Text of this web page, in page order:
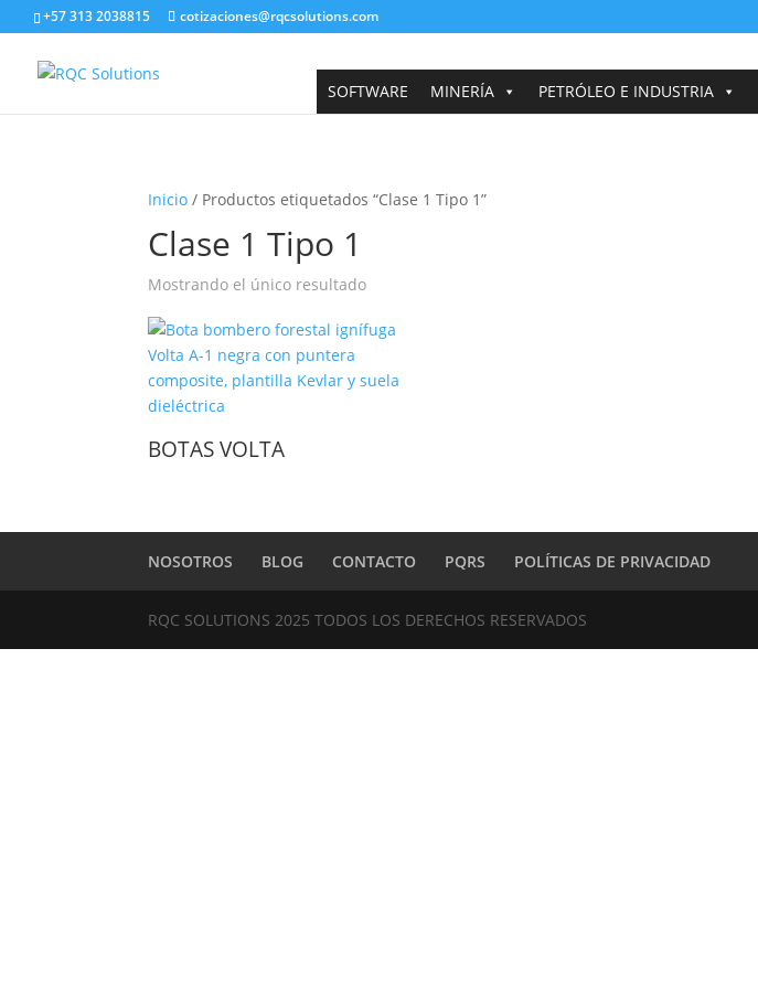
+57 313 2038815 cotizaciones@rqcsolutions.com
SOFTWARE MINERÍA PETRÓLEO E INDUSTRIA
Inicio / Productos etiquetados “Clase 1 Tipo 1”
Clase 1 Tipo 1
Mostrando el único resultado
BOTAS VOLTA
NOSOTROS BLOG CONTACTO PQRS POLÍTICAS DE PRIVACIDAD
RQC SOLUTIONS 2025 TODOS LOS DERECHOS RESERVADOS